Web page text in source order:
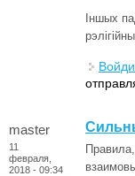
Іншых
master
11
февраля,
2018 - 09:34